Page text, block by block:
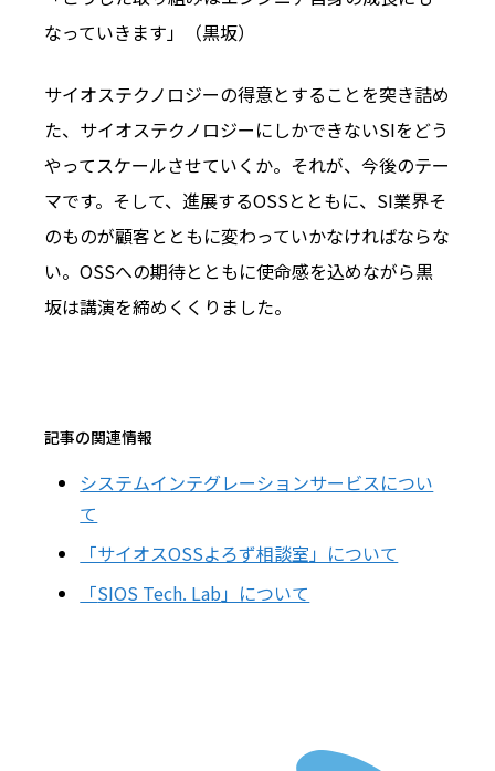
なっていきます」（黒坂）
サイオステクノロジーの得意とすることを突き詰め
た、サイオステクノロジーにしかできないSIをどう
やってスケールさせていくか。それが、今後のテー
マです。そして、進展するOSSとともに、SI業界そ
のものが顧客とともに変わっていかなければならな
い――。OSSへの期待とともに使命感を込めながら黒
坂は講演を締めくくりました。
記事の関連情報
システムインテグレーションサービスについ
て
「サイオスOSSよろず相談室」について
「SIOS Tech. Lab」について